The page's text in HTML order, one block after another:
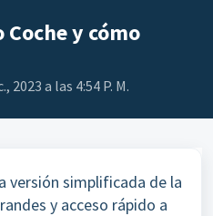
Coche y cómo
2023 a las 4:54 P. M.
versión simplificada de la
y acceso rápido a